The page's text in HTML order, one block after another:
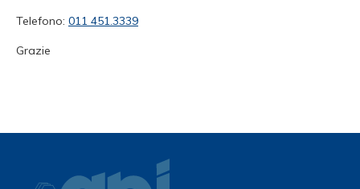
Telefono: 011 451.3339
Grazie